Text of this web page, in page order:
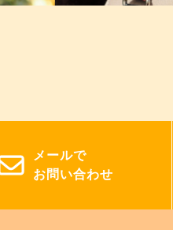
メールで
お問い合わせ